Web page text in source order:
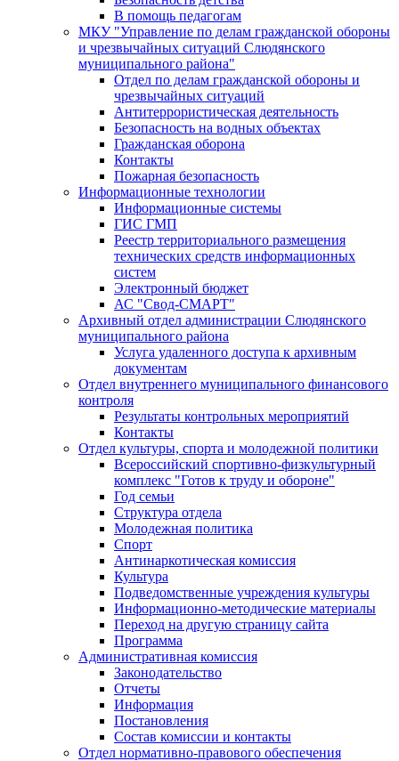
В помощь педагогам
МКУ "Управление по делам гражданской обороны
и чрезвычайных ситуаций Слюдянского
муниципального района"
Отдел по делам гражданской обороны и
чрезвычайных ситуаций
Антитеррористическая деятельность
Безопасность на водных объектах
Гражданская оборона
Контакты
Пожарная безопасность
Информационные технологии
Информационные системы
ГИС ГМП
Реестр территориального размещения
технических средств информационных
систем
Электронный бюджет
АС "Свод-СМАРТ"
Архивный отдел администрации Слюдянского
муниципального района
Услуга удаленного доступа к архивным
документам
Отдел внутреннего муниципального финансового
контроля
Результаты контрольных мероприятий
Контакты
Отдел культуры, спорта и молодежной политики
Всероссийский спортивно-физкультурный
комплекс "Готов к труду и обороне"
Год семьи
Структура отдела
Молодежная политика
Спорт
Антинаркотическая комиссия
Культура
Подведомственные учреждения культуры
Информационно-методические материалы
Переход на другую страницу сайта
Программа
Административная комиссия
Законодательство
Отчеты
Информация
Постановления
Состав комиссии и контакты
Отдел нормативно-правового обеспечения